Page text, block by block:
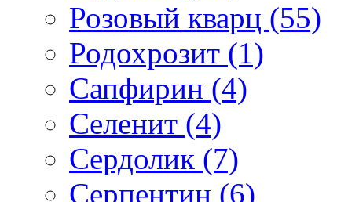
Розовый кварц (55)
Родохрозит (1)
Сапфирин (4)
Селенит (4)
Сердолик (7)
Серпентин (6)